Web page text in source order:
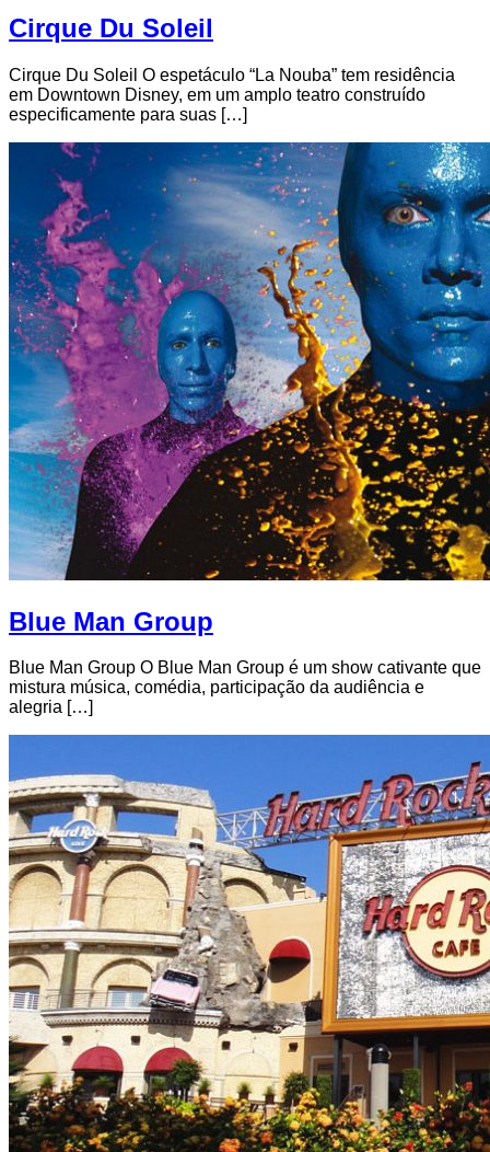
Cirque Du Soleil
Cirque Du Soleil O espetáculo “La Nouba” tem residência
em Downtown Disney, em um amplo teatro construído
especificamente para suas […]
Blue Man Group
Blue Man Group O Blue Man Group é um show cativante que
mistura música, comédia, participação da audiência e
alegria […]